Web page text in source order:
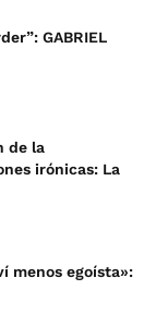
GABRIEL
de la
irónicas: La
menos egoísta»: